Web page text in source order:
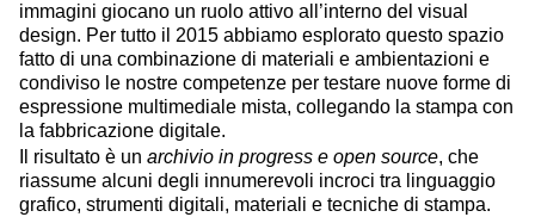
immagini giocano un ruolo attivo all’interno del visual
design. Per tutto il 2015 abbiamo esplorato questo spazio
fatto di una combinazione di materiali e ambientazioni e
condiviso le nostre competenze per testare nuove forme di
espressione multimediale mista, collegando la stampa con
la fabbricazione digitale.
Il risultato è un archivio in progress e open source, che
riassume alcuni degli innumerevoli incroci tra linguaggio
grafico, strumenti digitali, materiali e tecniche di stampa.